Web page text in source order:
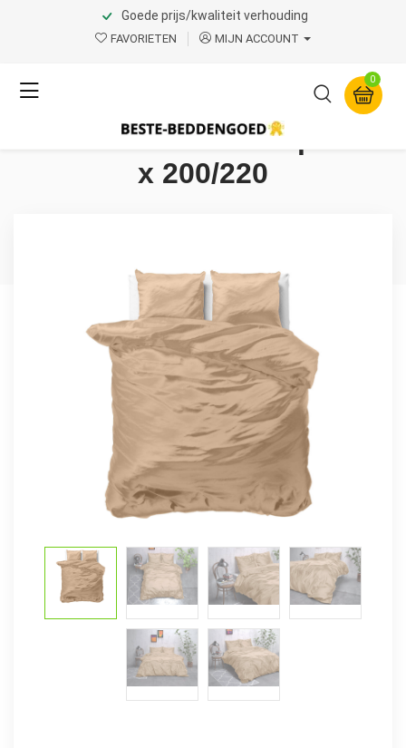
Goede prijs/kwaliteit verhouding
FAVORIETEN MIJN ACCOUNT
0
Home Product Page v.1
Beauty Skin Care
Dekbedovertrek Taupe 240
x 200/220